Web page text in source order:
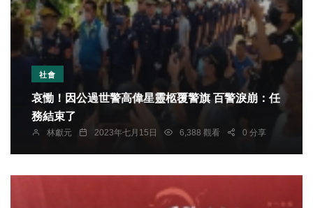
社會
哀慟！因公過世警高偉星靈柩覆警旗 百警淚崩：任
務結束了
林獻元 2023年七月15日 6,388 觀看 0 分享